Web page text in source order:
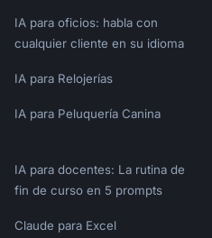
{
    const updated = await updateNote(uri,
      content: [{
        text: `Updated note at ${uri}`,
      }],
  }
IA para oficios: habla con
cualquier cliente en su idioma
IA para Relojerías
IA para Peluquería Canina
IA para docentes: La rutina de
fin de curso en 5 prompts
Claude para Excel